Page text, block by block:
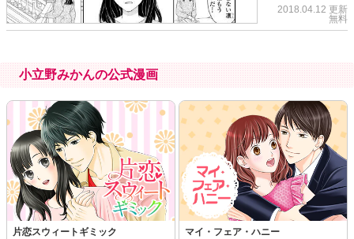
2018.04.12 更新
無料
この話を読む コメントを見る
小立野みかんの公式漫画
片恋スウィートギミック マイ・フェア・ハニー